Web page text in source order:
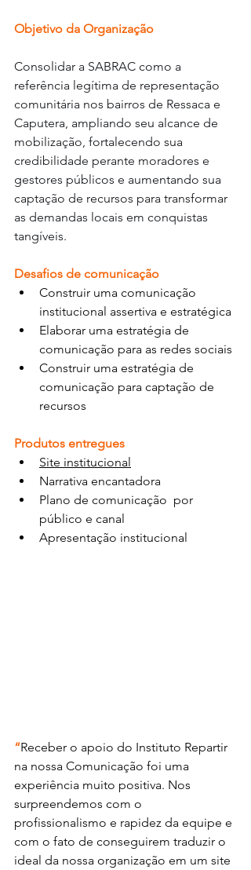
Objetivo da Organização
Consolidar a SABRAC como a
referência legítima de representação
comunitária nos bairros de Ressaca e
Caputera, ampliando seu alcance de
mobilização, fortalecendo sua
credibilidade perante moradores e
gestores públicos e aumentando sua
captação de recursos para transformar
as demandas locais em conquistas
tangíveis.
Desafios de comunicação
Construir uma comunicação
institucional assertiva e estratégica
Elaborar uma estratégia de
comunicação para as redes sociais
Construir uma estratégia de
comunicação para captação de
recursos
Produtos entregues
Site institucional
Narrativa encantadora
Plano de comunicação  por
público e canal
Apresentação institucional
“Receber o apoio do Instituto Repartir
na nossa Comunicação foi uma
experiência muito positiva. Nos
surpreendemos com o
profissionalismo e rapidez da equipe e
com o fato de conseguirem traduzir o
ideal da nossa organização em um site